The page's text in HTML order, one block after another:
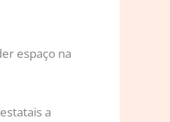
espaço na
a